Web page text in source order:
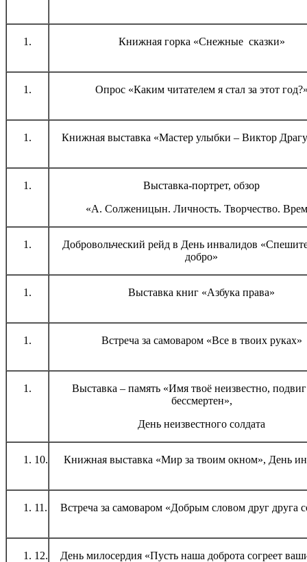
Книжная горка «Снежные сказки»
Опрос «Каким читателем я стал за этот
Книжная выставка «Мастер улыбки – Виктор
Выставка-портрет, обзор
«А. Солженицын. Личность. Творчество.
Добровольческий рейд в День инвалидов
добро»
Выставка книг «Азбука права»
Встреча за самоваром «Все в твоих руках»
Выставка – память «Имя твоё неизвестно,
бессмертен»,
День неизвестного солдата
10. Книжная выставка «Мир за твоим окном», День
11. Встреча за самоваром «Добрым словом друг друга
12. День милосердия «Пусть наша доброта согреет